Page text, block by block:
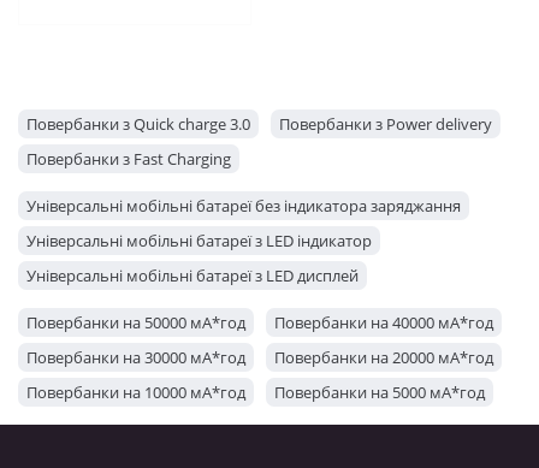
Повербанки з Quick charge 3.0
Повербанки з Power delivery
Повербанки з Fast Charging
Універсальні мобільні батареї без індикатора заряджання
Універсальні мобільні батареї з LED індикатор
Універсальні мобільні батареї з LED дисплей
Повербанки на 50000 мА*год
Повербанки на 40000 мА*год
Повербанки на 30000 мА*год
Повербанки на 20000 мА*год
Повербанки на 10000 мА*год
Повербанки на 5000 мА*год